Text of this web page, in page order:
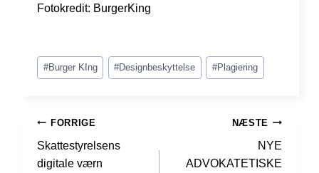
Fotokredit: BurgerKing
Indlæg-
tags:
#Burger KIng #Designbeskyttelse #Plagiering
INDLÆGSNAVIGATION
FORRIGE
Skattestyrelsens
digitale værn
NÆSTE
NYE
ADVOKATETISKE